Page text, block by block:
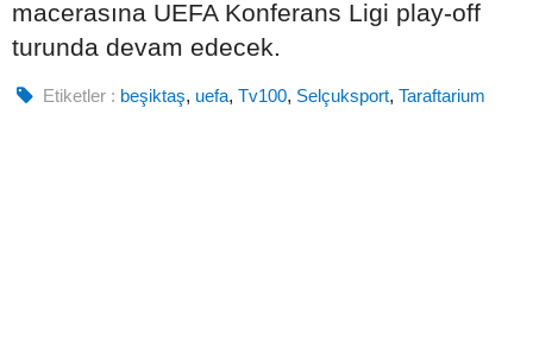
macerasına UEFA Konferans Ligi play-off
turunda devam edecek.
Etiketler : beşiktaş, uefa,Tv100, Selçuksport,Taraftarium